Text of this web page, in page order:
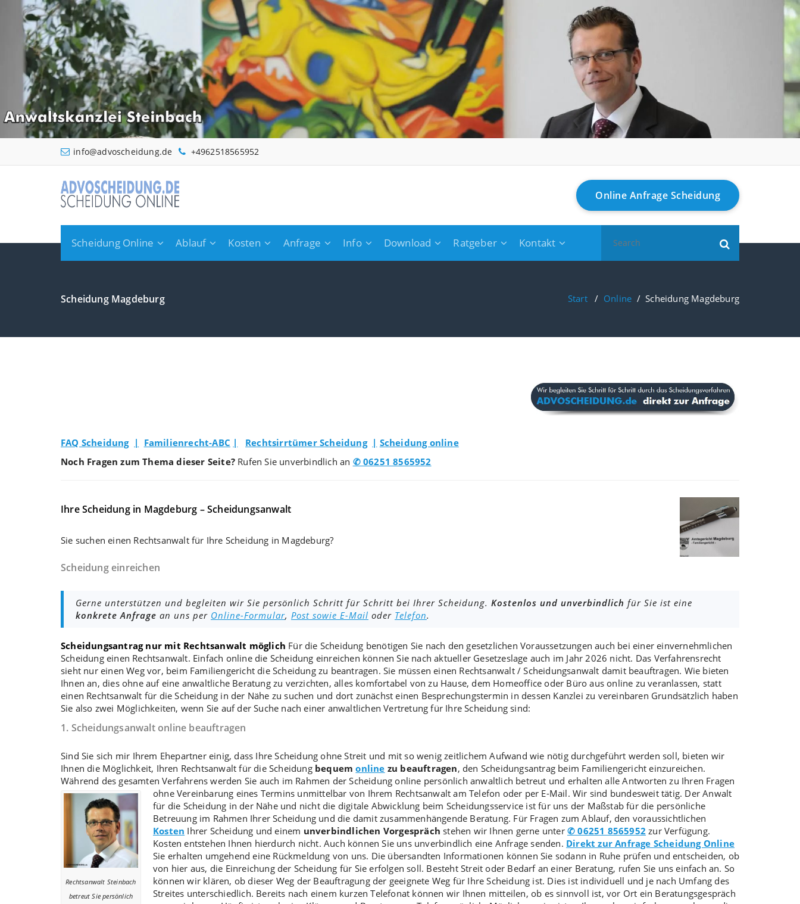
Inhalt
springen
info@advoscheidung.de +4962518565952
Online Anfrage Scheidung
Scheidung Online Ablauf Kosten Anfrage Info Download Ratgeber Kontakt
for:
Scheidung Magdeburg Start/ Online /Scheidung Magdeburg
FAQ Scheidung | Familienrecht-ABC | Rechtsirrtümer Scheidung | Scheidung online
Noch Fragen zum Thema dieser Seite? Rufen Sie unverbindlich an ✆ 06251 8565952
Ihre Scheidung in Magdeburg – Scheidungsanwalt
Sie suchen einen Rechtsanwalt für Ihre Scheidung in Magdeburg?
Scheidung einreichen
Gerne unterstützen und begleiten wir Sie persönlich Schritt für Schritt bei Ihrer Scheidung. Kostenlos und unverbindlich für Sie ist eine
konkrete Anfrage an uns per Online-Formular, Post sowie E-Mail oder Telefon.
Scheidungsantrag nur mit Rechtsanwalt möglich Für die Scheidung benötigen Sie nach den gesetzlichen Voraussetzungen auch bei einereinvernehmlichen
Scheidungeinen Rechtsanwalt. Einfach online die Scheidung einreichen können Sie nach aktueller Gesetzeslage auch im Jahr 2026 nicht. Das Verfahrensrecht
sieht nur einen Weg vor, beim Familiengericht die Scheidung zu beantragen. Sie müssen einen Rechtsanwalt /Scheidungsanwalt damit beauftragen. Wie bieten
Ihnen an, dies ohne auf eine anwaltliche Beratungzu verzichten, alles komfortabel von zu Hause, dem Homeoffice oder Büro aus online zu veranlassen, statt
einen Rechtsanwalt für die Scheidung in der Nähe zu suchen und dort zunächst einen Besprechungstermin in dessen Kanzlei zu vereinbaren Grundsätzlich haben
Sie also zwei Möglichkeiten, wenn Sie auf der Suche nach einer anwaltlichen Vertretung für Ihre Scheidung sind:
1. Scheidungsanwalt online beauftragen
Sind Sie sich mir Ihrem Ehepartner einig, dass IhreScheidung ohne Streit und mit so wenig zeitlichem Aufwand wie nötig durchgeführt werden soll, bieten wir
Ihnen die Möglichkeit, Ihren Rechtsanwalt für die Scheidung bequemonline zu beauftragen, den Scheidungsantrag beim Familiengericht einzureichen.
Während des gesamten Verfahrens werden Sie auch im Rahmen derScheidung online persönlich anwaltlich betreut und erhalten alle Antworten zu Ihren Fragen
ohne Vereinbarung eines Termins unmittelbar von Ihrem Rechtsanwalt am Telefon oder per E-Mail. Wir sind bundesweit tätig.
Rechtsanwalt Steinbach
betreut Sie persönlich
Der Anwalt
für die Scheidung in der Nähe und nicht die digitale Abwicklung beim Scheidungsservice ist für uns der Maßstab für die persönliche
Betreuung im Rahmen Ihrer Scheidung und die damit zusammenhängende Beratung. Für Fragen zum Ablauf, den voraussichtlichen
Kosten Ihrer Scheidung und einem unverbindlichen Vorgespräch stehen wir Ihnen gerne unter✆ 06251 8565952 zur Verfügung.
Kosten entstehen Ihnen hierdurch nicht. Auch können Sie uns unverbindlich eine Anfrage senden. Direkt zur Anfrage Scheidung Online
Sie erhalten umgehend eine Rückmeldung von uns. Die übersandten Informationen können Sie sodann in Ruhe prüfen und entscheiden, ob
von hier aus, die Einreichung der Scheidung für Sie erfolgen soll. Besteht Streit oder Bedarf an einer Beratung, rufen Sie uns einfach an. So
können wir klären, ob dieser Weg der Beauftragung der geeignete Weg für Ihre Scheidung ist. Dies ist individuell und je nach Umfang des
Streites unterschiedlich. Bereits nach einem kurzen Telefonat können wir Ihnen mitteilen, ob es sinnvoll ist, vor Ort ein Beratungsgespräch